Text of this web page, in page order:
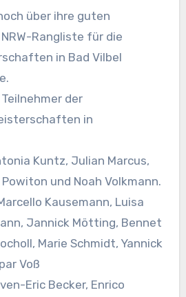
über ihre guten
Rangliste für die
in Bad Vilbel
der
in
Kuntz, Julian Marcus,
und Noah Volkmann.
Kausemann, Luisa
Jannick Mötting, Bennet
Marie Schmidt, Yannick
Voß
Eric Becker, Enrico